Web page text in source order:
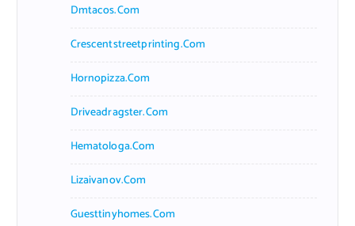
Dmtacos.com
Crescentstreetprinting.com
Hornopizza.com
Driveadragster.com
Hematologa.com
Lizaivanov.com
Guesttinyhomes.com